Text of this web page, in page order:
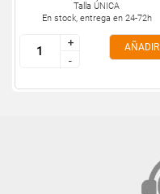
Talla ÚNICA
En stock, entrega en 24-72h
+
-
+
-
AÑADIR